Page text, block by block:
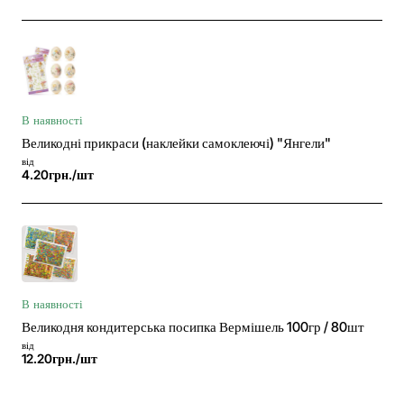
В наявності
Великодні прикраси (наклейки самоклеючі) "Янгели"
від
4.20грн./шт
В наявності
Великодня кондитерська посипка Вермішель 100гр / 80шт
від
12.20грн./шт